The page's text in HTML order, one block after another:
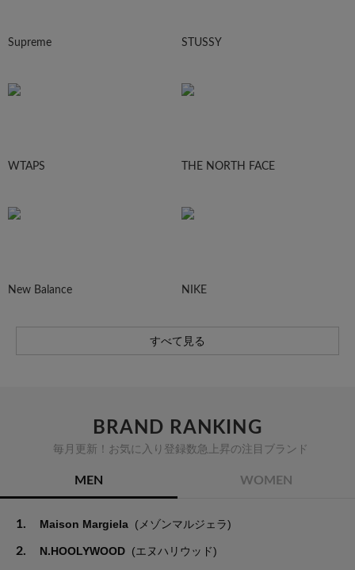
Supreme STUSSY
WTAPS THE NORTH FACE
New Balance NIKE
すべて見る
BRAND RANKING
毎月更新！お気に入り登録数急上昇の注目ブランド
MEN WOMEN
1. Maison Margiela (メゾンマルジェラ)
2. N.HOOLYWOOD (エヌハリウッド)